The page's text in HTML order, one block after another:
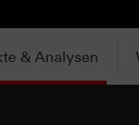
& Analysen